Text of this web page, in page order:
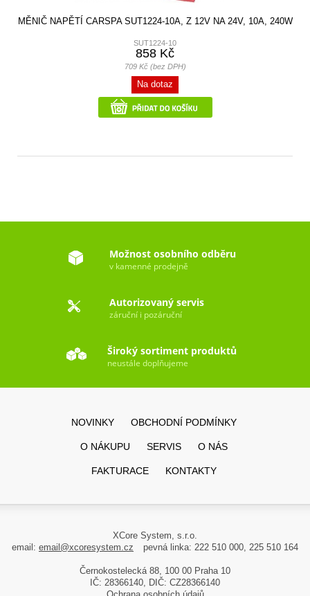
MĚNIČ NAPĚTÍ CARSPA SUT1224-10A, Z 12V NA 24V, 10A, 240W
SUT1224-10
858 Kč
709 Kč (bez DPH)
Na dotaz
Možnost osobního odběru
v kamenné prodejně
Autorizovaný servis
záruční i pozáruční
Široký sortiment produktů
neustále doplňujeme
NOVINKY OBCHODNÍ PODMÍNKY
O NÁKUPU SERVIS O NÁS
FAKTURACE KONTAKTY
XCore System, s.r.o.
email: email@xcoresystem.cz pevná linka: 222 510 000, 225 510 164
Černokostelecká 88, 100 00 Praha 10
IČ: 28366140, DIČ: CZ28366140